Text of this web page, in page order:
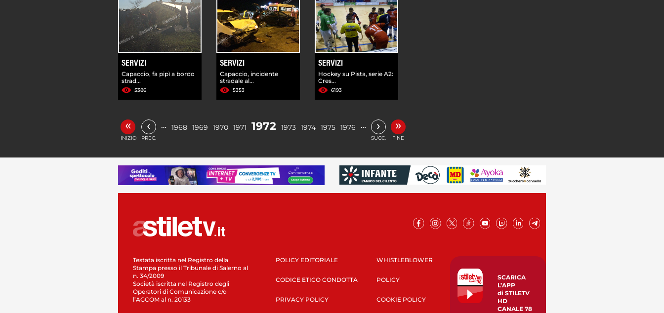
SERVIZI
Capaccio, fa pipì a bordo
strad...
5386
SERVIZI
Capaccio, incidente
stradale al...
5353
SERVIZI
Hockey su Pista, serie A2:
Cres...
6193
«
INIZIO
‹
PREC.
… 1968 1969 1970 1971 1972 1973 1974 1975 1976 … ›
SUCC.
»
FINE
Testata iscritta nel Registro della
Stampa presso il Tribunale di Salerno al
n. 34/2009
Società iscritta nel Registro degli
Operatori di Comunicazione c/o
l’AGCOM al n. 20133
POLICY EDITORIALE
CODICE ETICO CONDOTTA
PRIVACY POLICY
WHISTLEBLOWER
POLICY
COOKIE POLICY
SCARICA
L’APP
di STILETV
HD
CANALE 78